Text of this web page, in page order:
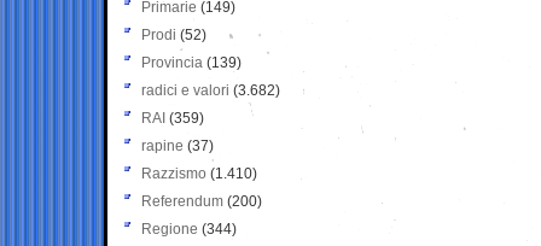
Primarie (149)
Prodi (52)
Provincia (139)
radici e valori (3.682)
RAI (359)
rapine (37)
Razzismo (1.410)
Referendum (200)
Regione (344)